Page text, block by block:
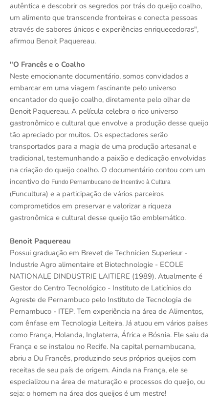
autêntica e descobrir os segredos por trás do queijo coalho,
um alimento que transcende fronteiras e conecta pessoas
através de sabores únicos e experiências enriquecedoras",
afirmou Benoit Paquereau.
"O Francês e o Coalho
Neste emocionante documentário, somos convidados a
embarcar em uma viagem fascinante pelo universo
encantador do queijo coalho, diretamente pelo olhar de
Benoit Paquereau. A película celebra o rico universo
gastronômico e cultural que envolve a produção desse queijo
tão apreciado por muitos. Os espectadores serão
transportados para a magia de uma produção artesanal e
tradicional, testemunhando a paixão e dedicação envolvidas
na criação do queijo coalho. O documentário contou com um
incentivo do Fundo Pernambucano de Incentivo à Cultura
(Funcultura) e a participação de vários parceiros
comprometidos em preservar e valorizar a riqueza
gastronômica e cultural desse queijo tão emblemático.
Benoit Paquereau
Possui graduação em Brevet de Technicien Superieur -
Industrie Agro alimentaire et Biotechnologie - ECOLE
NATIONALE DINDUSTRIE LAITIERE (1989). Atualmente é
Gestor do Centro Tecnológico - Instituto de Laticínios do
Agreste de Pernambuco pelo Instituto de Tecnologia de
Pernambuco - ITEP. Tem experiência na área de Alimentos,
com ênfase em Tecnologia Leiteira. Já atuou em vários países
como França, Holanda, Inglaterra, África e Bósnia. Ele saiu da
França e se instalou no Recife. Na capital pernambucana,
abriu a Du Francês, produzindo seus próprios queijos com
receitas de seu país de origem. Ainda na França, ele se
especializou na área de maturação e processos do queijo, ou
seja: o homem na área dos queijos é um mestre!